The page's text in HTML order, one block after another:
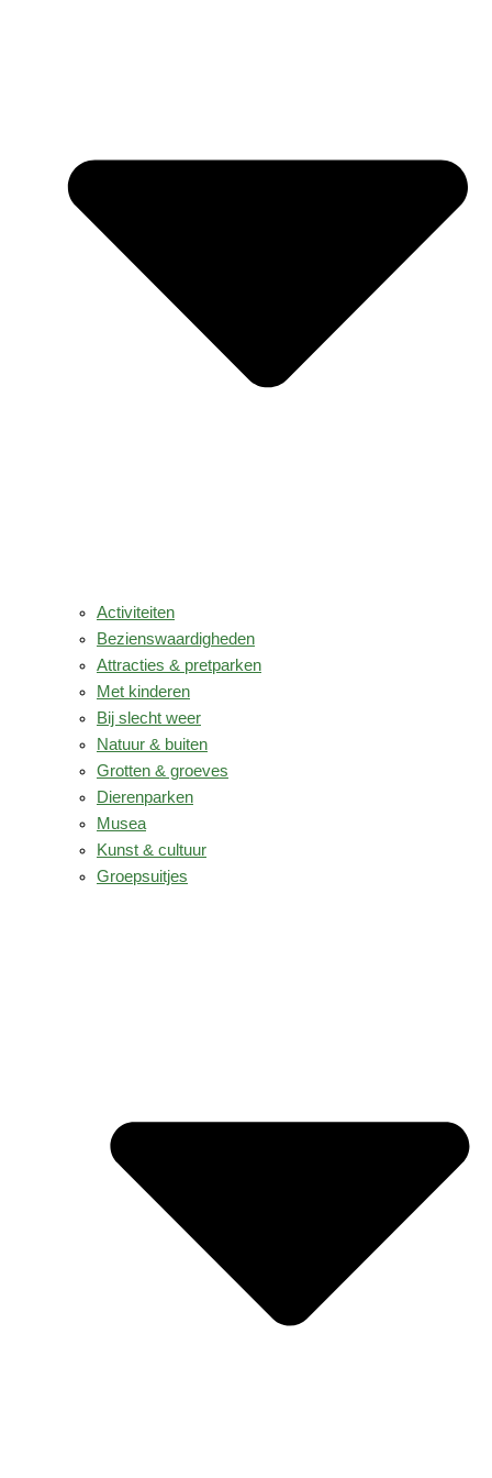
Activiteiten
Bezienswaardigheden
Attracties & pretparken
Met kinderen
Bij slecht weer
Natuur & buiten
Grotten & groeves
Dierenparken
Musea
Kunst & cultuur
Groepsuitjes